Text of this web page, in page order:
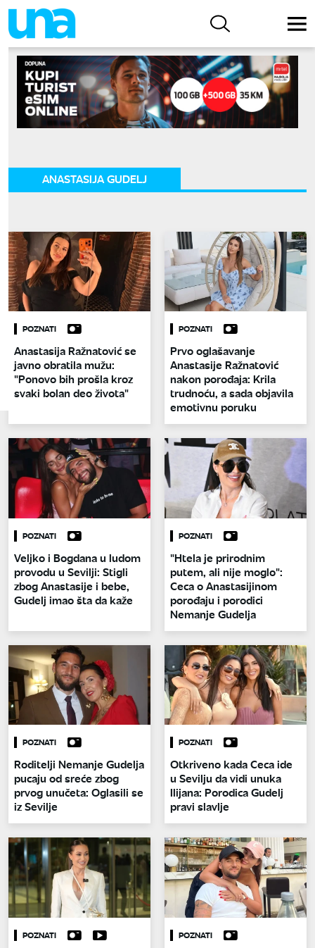
ANASTASIJA GUDELJ
POZNATI
Anastasija Ražnatović se
javno obratila mužu:
"Ponovo bih prošla kroz
svaki bolan deo života"
POZNATI
Prvo oglašavanje
Anastasije Ražnatović
nakon porođaja: Krila
trudnoću, a sada objavila
emotivnu poruku
POZNATI
Veljko i Bogdana u ludom
provodu u Sevilji: Stigli
zbog Anastasije i bebe,
Gudelj imao šta da kaže
POZNATI
"Htela je prirodnim
putem, ali nije moglo":
Ceca o Anastasijinom
porođaju i porodici
Nemanje Gudelja
POZNATI
Roditelji Nemanje Gudelja
pucaju od sreće zbog
prvog unučeta: Oglasili se
iz Sevilje
POZNATI
Otkriveno kada Ceca ide
u Sevilju da vidi unuka
Ilijana: Porodica Gudelj
pravi slavlje
POZNATI POZNATI